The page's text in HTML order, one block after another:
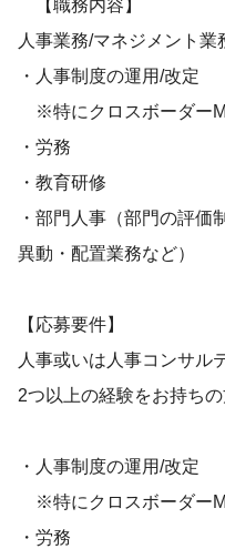
【職務内容】
人事業務/マネジメント業
・人事制度の運用/改定
※特にクロスボーダー
・労務
・教育研修
・部門人事（部門の評価
異動・配置業務など）
【応募要件】
人事或いは人事コンサル
2つ以上の経験をお持ち
・人事制度の運用/改定
※特にクロスボーダー
・労務